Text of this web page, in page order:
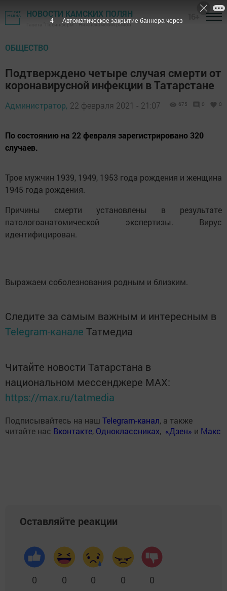
НОВОСТИ КАМСКИХ ПОЛЯН
Газета "Посинформ" - Нижнекамский район
ОБЩЕСТВО
Подтверждено четыре случая смерти от
коронавирусной инфекции в Татарстане
Администратор, 22 февраля 2021 - 21:07 675 0 0
По состоянию на 22 февраля зарегистрировано 320
случаев.
Трое мужчин 1939, 1949, 1953 года рождения и женщина
1945 года рождения.
Причины смерти установлены в результате
патологоанатомической экспертизы. Вирус
идентифицирован.
Выражаем соболезнования родным и близким.
Следите за самым важным и интересным в
Telegram-канале Татмедиа
Читайте новости Татарстана в
национальном мессенджере MАХ:
https://max.ru/tatmedia
Подписывайтесь на наш Telegram-канал, а также
читайте нас Вконтакте, Одноклассниках, «Дзен» и Макс
Оставляйте реакции
0 0 0 0 0
3 Автоматическое закрытие баннера через